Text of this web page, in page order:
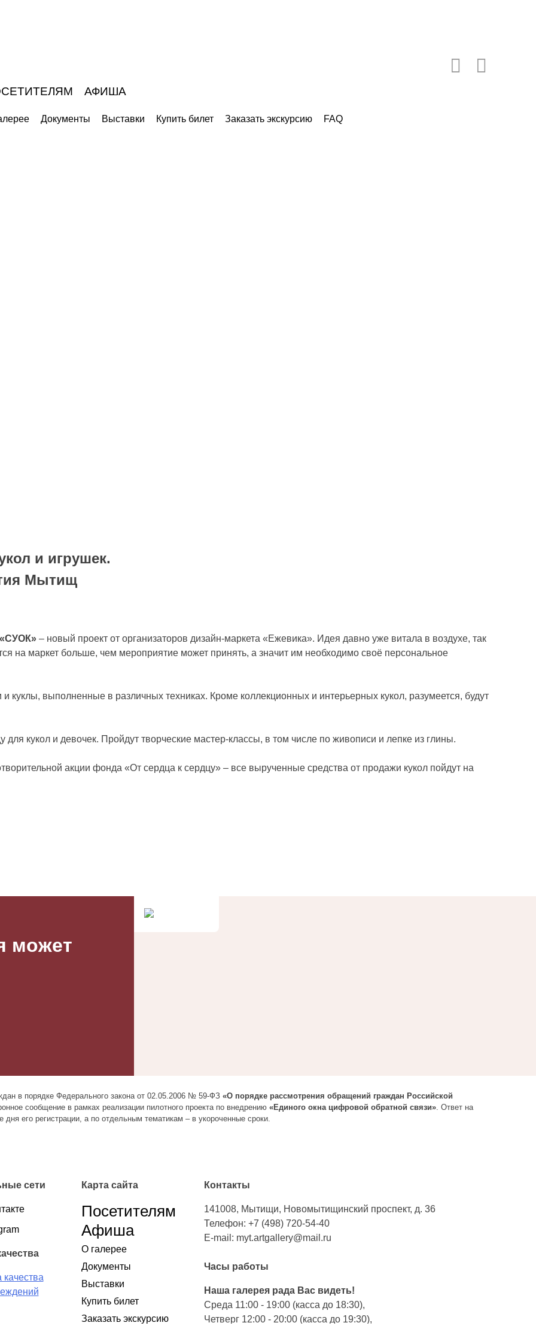
АФИША
Документы Выставки Купить билет Заказать экскурсию FAQ
и игрушек.
Мытищ
«СУОК» – новый проект от организаторов дизайн-маркета «Ежевика». Идея давно уже витала в воздухе, так
на маркет больше, чем мероприятие может принять, а значит им необходимо своё персональное
куклы, выполненные в различных техниках. Кроме коллекционных и интерьерных кукол, разумеется, будут
для кукол и девочек. Пройдут творческие мастер-классы, в том числе по живописи и лепке из глины.
акции фонда «От сердца к сердцу» – все вырученные средства от продажи кукол пойдут на
может
в порядке Федерального закона от 02.05.2006 № 59-ФЗ «О порядке рассмотрения обращений граждан Российской
сообщение в рамках реализации пилотного проекта по внедрению «Единого окна цифровой обратной связи» . Ответ на
его регистрации, а по отдельным тематикам – в укороченные сроки.
сети Карта сайта
Посетителям
Афиша
О галерее
Документы
Выставки
Купить билет
Заказать экскурсию
Контакты
141008, Мытищи, Новомытищинский проспект, д. 36
Телефон: +7 (498) 720-54-40
Е-mail: myt.artgallery@mail.ru
Часы работы
Наша галерея рада Вас видеть!
Cреда 11:00 - 19:00 (касса до 18:30),
Четверг 12:00 - 20:00 (касса до 19:30),